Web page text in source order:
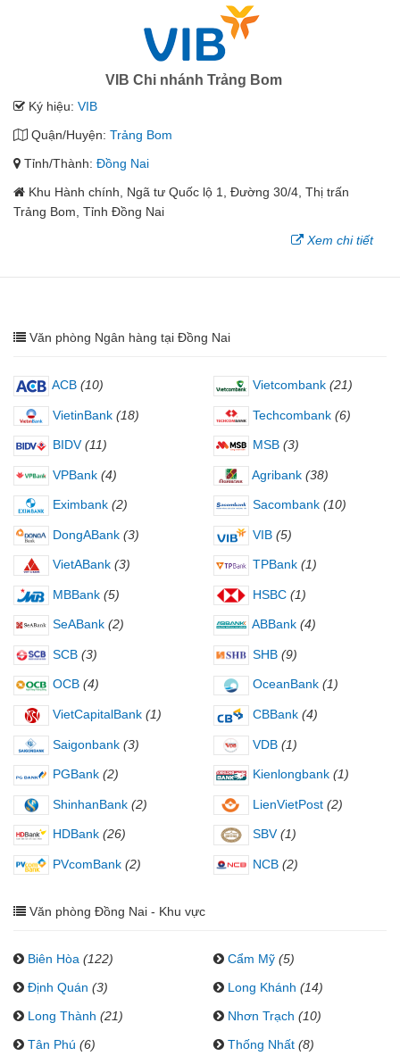
VIB Chi nhánh Trảng Bom
Ký hiệu: VIB
Quận/Huyện: Trảng Bom
Tỉnh/Thành: Đồng Nai
Khu Hành chính, Ngã tư Quốc lộ 1, Đường 30/4, Thị trấn
Trảng Bom, Tỉnh Đồng Nai
Xem chi tiết
Văn phòng Ngân hàng tại Đồng Nai
ACB (10) Vietcombank (21)
VietinBank (18) Techcombank (6)
BIDV (11) MSB (3)
VPBank (4) Agribank (38)
Eximbank (2) Sacombank (10)
DongABank (3) VIB (5)
VietABank (3) TPBank (1)
MBBank (5) HSBC (1)
SeABank (2) ABBank (4)
SCB (3) SHB (9)
OCB (4) OceanBank (1)
VietCapitalBank (1) CBBank (4)
Saigonbank (3) VDB (1)
PGBank (2) Kienlongbank (1)
ShinhanBank (2) LienVietPost (2)
HDBank (26) SBV (1)
PVcomBank (2) NCB (2)
Văn phòng Đồng Nai - Khu vực
Biên Hòa (122) Cẩm Mỹ (5)
Định Quán (3) Long Khánh (14)
Long Thành (21) Nhơn Trạch (10)
Tân Phú (6) Thống Nhất (8)